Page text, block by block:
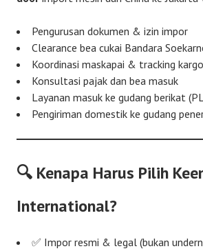
Pengurusan dokumen & izin impor
Clearance bea cukai Bandara
Koordinasi maskapai & tracking kargo
Konsultasi pajak dan bea masuk
Layanan masuk ke gudang berikat
Pengiriman domestik ke gudang
🔍 Kenapa Harus Pilih
International?
✅ Impor resmi & legal (bukan